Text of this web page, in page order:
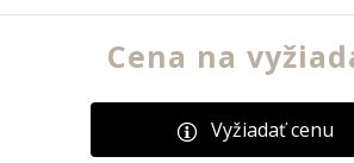
Cena na
Vyžiadať cenu